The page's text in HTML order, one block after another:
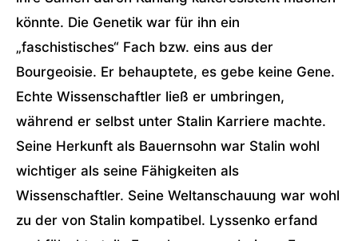
könnte. Die Genetik war für ihn ein
„faschistisches“ Fach bzw. eins aus der
Bourgeoisie. Er behauptete, es gebe keine Gene.
Echte Wissenschaftler ließ er umbringen,
während er selbst unter Stalin Karriere machte.
Seine Herkunft als Bauernsohn war Stalin wohl
wichtiger als seine Fähigkeiten als
Wissenschaftler. Seine Weltanschauung war wohl
zu der von Stalin kompatibel. Lyssenko erfand